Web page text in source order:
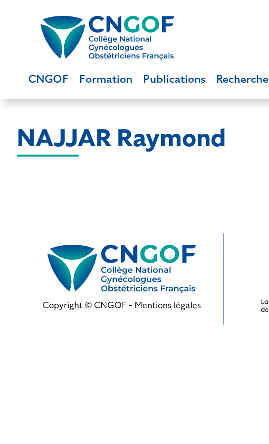
CNGOF Formation Publications Recherche
NAJJAR Raymond
Copyright © CNGOF - Mentions légales